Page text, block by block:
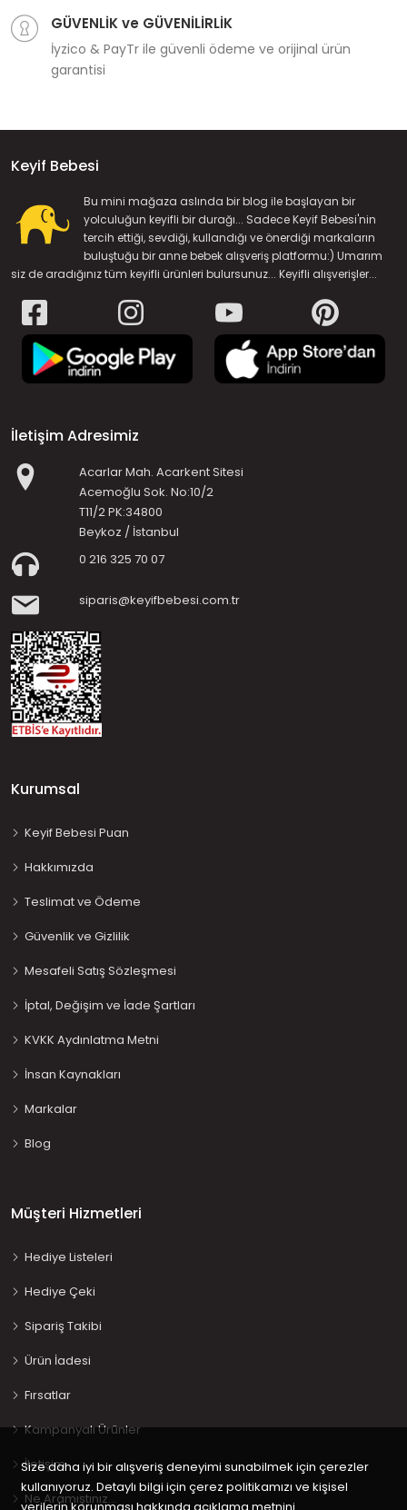
GÜVENLİK ve GÜVENİLİRLİK
İyzico & PayTr ile güvenli ödeme ve orijinal ürün
garantisi
Keyif Bebesi
Bu mini mağaza aslında bir blog ile başlayan bir
yolculuğun keyifli bir durağı... Sadece Keyif Bebesi'nin
tercih ettiği, sevdiği, kullandığı ve önerdiği markaların
buluştuğu bir anne bebek alışveriş platformu:) Umarım
siz de aradığınız tüm keyifli ürünleri bulursunuz... Keyifli alışverişler...
İletişim Adresimiz
Acarlar Mah. Acarkent Sitesi
Acemoğlu Sok. No:10/2
T11/2 PK:34800
Beykoz / İstanbul
0 216 325 70 07
siparis@keyifbebesi.com.tr
Kurumsal
Keyif Bebesi Puan
Hakkımızda
Teslimat ve Ödeme
Güvenlik ve Gizlilik
Mesafeli Satış Sözleşmesi
İptal, Değişim ve İade Şartları
KVKK Aydınlatma Metni
İnsan Kaynakları
Markalar
Blog
Müşteri Hizmetleri
Hediye Listeleri
Hediye Çeki
Sipariş Takibi
Ürün İadesi
Fırsatlar
Kampanyalı Ürünler
İletişim
Ne Aramıştınız…
Size daha iyi bir alışveriş deneyimi sunabilmek için çerezler
kullanıyoruz. Detaylı bilgi için çerez politikamızı ve kişisel